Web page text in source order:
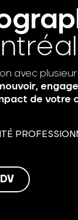
avec
de votre